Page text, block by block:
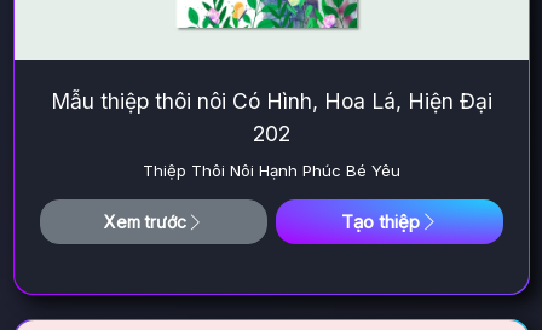
Mẫu thiệp thôi nôi Có Hình, Hoa Lá, Hiện Đại
202
Thiệp Thôi Nôi Hạnh Phúc Bé Yêu
Xem trước Tạo thiệp